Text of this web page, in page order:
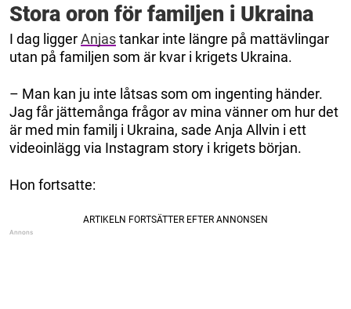
Stora oron för familjen i Ukraina
I dag liggerAnjastankar inte längre på mattävlingar
utan på familjen som är kvar i krigets Ukraina.
– Man kan ju inte låtsas som om ingenting händer.
Jag får jättemånga frågor av mina vänner om hur det
är med min familj i Ukraina, sade Anja Allvin i ett
videoinlägg via Instagram story i krigets början.
Hon fortsatte: